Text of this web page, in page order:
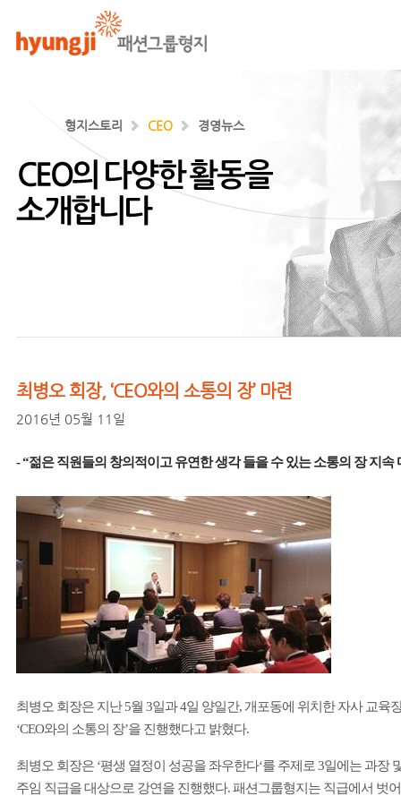
형지스토리 CEO 경영뉴스
최병오 회장, ‘CEO와의 소통의 장’ 마련
2016년 05월 11일
- “젊은 직원들의 창의적이고 유연한 생각 들을 수 있는 소통의 장 지속
최병오 회장은지난5월 3일과4일 양일간, 개포동에 위치한 자사 교육
‘CEO와의 소통의 장’을 진행했다고 밝혔다.
최병오 회장은 ‘평생 열정이 성공을 좌우한다‘를 주제로 3일에는 과장
주임 직급을 대상으로 강연을 진행했다.패션그룹형지 는 직급에서 벗